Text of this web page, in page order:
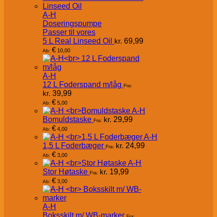
A-H
Doseringspumpe
Passer til vores
5 L Real Linseed Oil kr. 69,99
Ab: € 10,00
A-H
12 L Foderspand m/låg Fra:
kr. 39,99
Ab: € 5,00
A-H
Bomuldstaske Fra: kr. 29,99
Ab: € 4,00
A-H
1,5 L Foderbæger Fra: kr. 24,99
Ab: € 3,00
A-H
Stor Høtaske Fra: kr. 19,99
Ab: € 3,00
A-H